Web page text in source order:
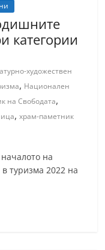
категории
художествен
, Национален
на Свободата,
,храм-паметник
на
туризма 2022 на